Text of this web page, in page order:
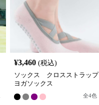
¥3,460 (税込)
ソックス クロスストラップ
ヨガソックス
全4色